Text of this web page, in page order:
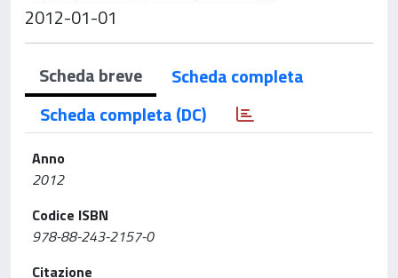
2012-01-01
Scheda breve
Scheda completa
Scheda completa (DC)
Anno
2012
Codice ISBN
978-88-243-2157-0
Citazione